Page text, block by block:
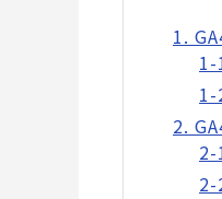
1.
1-
1-
2.
2-
2-